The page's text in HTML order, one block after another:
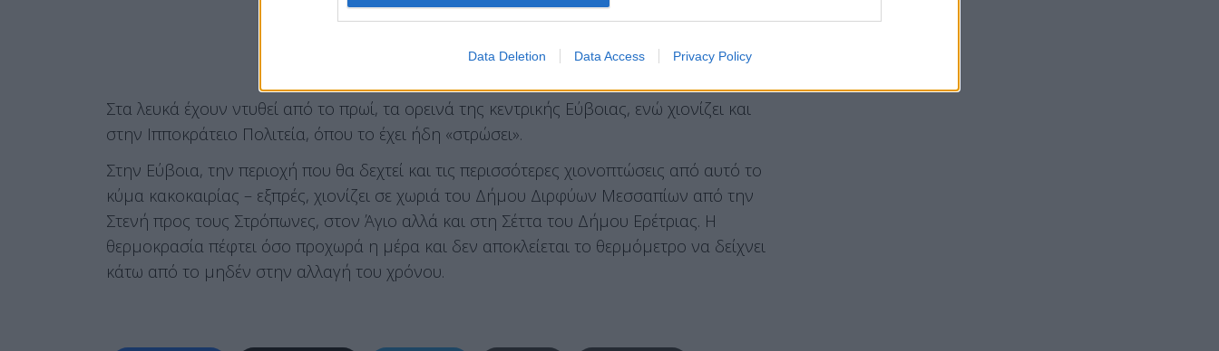
Data Deletion Data Access Privacy Policy
Στα λευκά έχουν ντυθεί από το πρωί, τα ορεινά της κεντρικής Εύβοιας, ενώ χιονίζει και
στην Ιπποκράτειο Πολιτεία, όπου το έχει ήδη «στρώσει».
Στην Εύβοια, την περιοχή που θα δεχτεί και τις περισσότερες χιονοπτώσεις από αυτό το
κύμα κακοκαιρίας – εξπρές, χιονίζει σε χωριά του Δήμου Διρφύων Μεσσαπίων από την
Στενή προς τους Στρόπωνες, στον Άγιο αλλά και στη Σέττα του Δήμου Ερέτριας. Η
θερμοκρασία πέφτει όσο προχωρά η μέρα και δεν αποκλείεται το θερμόμετρο να δείχνει
κάτω από το μηδέν στην αλλαγή του χρόνου.